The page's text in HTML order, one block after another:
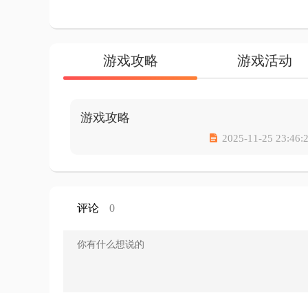
游戏攻略 游戏活动
游戏攻略
 2025-11-25
评论 0